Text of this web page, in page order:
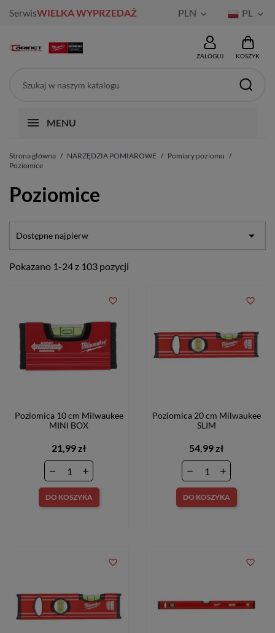
SerwisWIELKA WYPRZEDAŻ PLN  PL 
ZALOGUJ KOSZYK
MENU
Strona główna NARZĘDZIA POMIAROWE
Pomiary poziomu
Poziomice
Poziomice
Dostępne najpierw 
Pokazano 1-24 z 103 pozycji
Poziomica 10 cm Milwaukee
MINI BOX
21,99 zł
DO KOSZYKA
favorite_border
Poziomica 20 cm Milwaukee
SLIM
54,99 zł
DO KOSZYKA
favorite_border
favorite_border favorite_border